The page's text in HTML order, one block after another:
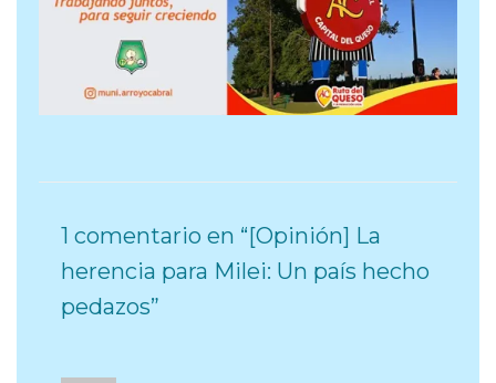
1 comentario en “[Opinión] La
herencia para Milei: Un país hecho